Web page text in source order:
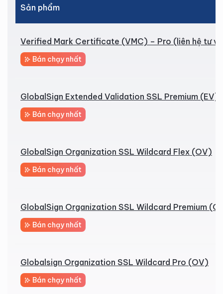
Sản phẩm
Verified Mark Certificate (VMC) – Pro (liên hệ tư
Bán chạy nhất
GlobalSign Extended Validation SSL Premium (EV)
Bán chạy nhất
GlobalSign Organization SSL Wildcard Flex (OV)
Bán chạy nhất
GlobalSign Organization SSL Wildcard Premium
Bán chạy nhất
Globalsign Organization SSL Wildcard Pro (OV)
Bán chạy nhất